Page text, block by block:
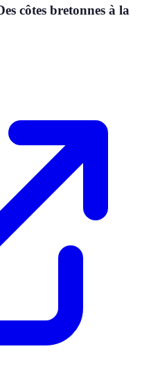
côtes bretonnes à la